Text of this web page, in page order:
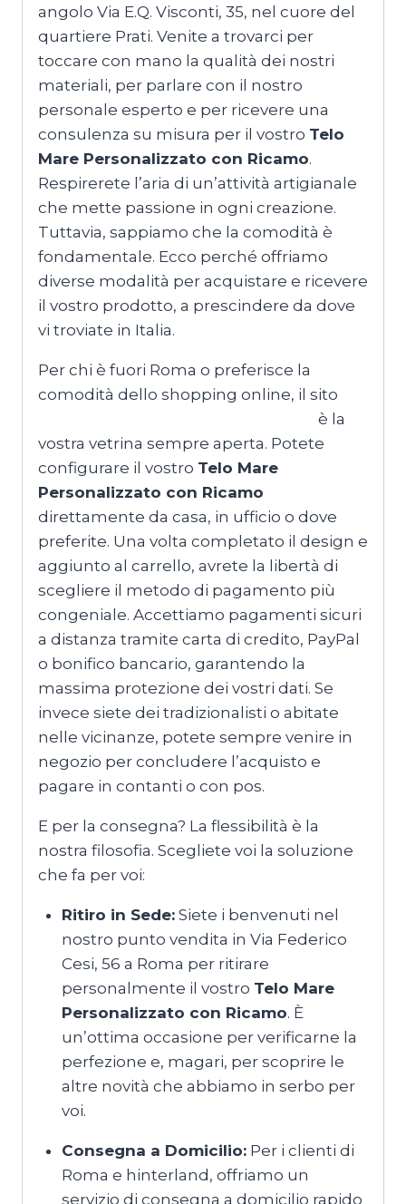
angolo Via E.Q. Visconti, 35, nel cuore del
quartiere Prati. Venite a trovarci per
toccare con mano la qualità dei nostri
materiali, per parlare con il nostro
personale esperto e per ricevere una
consulenza su misura per il vostro Telo
Mare Personalizzato con Ricamo.
Respirerete l’aria di un’attività artigianale
che mette passione in ogni creazione.
Tuttavia, sappiamo che la comodità è
fondamentale. Ecco perché offriamo
diverse modalità per acquistare e ricevere
il vostro prodotto, a prescindere da dove
vi troviate in Italia.
Per chi è fuori Roma o preferisce la
comodità dello shopping online, il sito
è la
vostra vetrina sempre aperta. Potete
configurare il vostro Telo Mare
Personalizzato con Ricamo
direttamente da casa, in ufficio o dove
preferite. Una volta completato il design e
aggiunto al carrello, avrete la libertà di
scegliere il metodo di pagamento più
congeniale. Accettiamo pagamenti sicuri
a distanza tramite carta di credito, PayPal
o bonifico bancario, garantendo la
massima protezione dei vostri dati. Se
invece siete dei tradizionalisti o abitate
nelle vicinanze, potete sempre venire in
negozio per concludere l’acquisto e
pagare in contanti o con pos.
E per la consegna? La flessibilità è la
nostra filosofia. Scegliete voi la soluzione
che fa per voi:
Ritiro in Sede:Siete i benvenuti nel
nostro punto vendita in Via Federico
Cesi, 56 a Roma per ritirare
personalmente il vostro Telo Mare
Personalizzato con Ricamo. È
un’ottima occasione per verificarne la
perfezione e, magari, per scoprire le
altre novità che abbiamo in serbo per
voi.
Consegna a Domicilio:Per i clienti di
Roma e hinterland, offriamo un
servizio di consegna a domicilio rapido